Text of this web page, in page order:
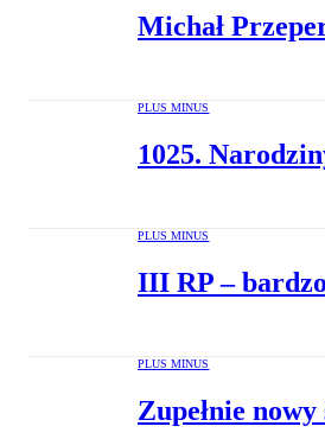
Michał
PLUS MINUS
1025.
PLUS MINUS
III RP –
PLUS MINUS
Zupełnie